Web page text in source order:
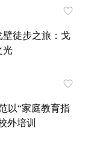
壁徒步之旅：戈
光
以“家庭教育指
外培训